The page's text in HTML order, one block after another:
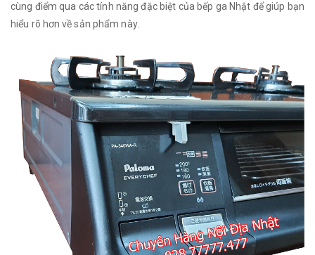
cùng điểm qua các tính năng đặc biệt của bếp ga Nhật để giúp bạn
hiểu rõ hơn về sản phẩm này.